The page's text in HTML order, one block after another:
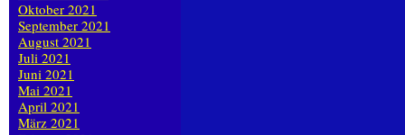
Oktober 2021
September 2021
August 2021
Juli 2021
Juni 2021
Mai 2021
April 2021
März 2021